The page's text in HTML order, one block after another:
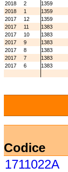
2018
2 1359
2018
1 1359
2017
12 1359
2017
11 1383
2017
10 1383
2017
9 1383
2017
8 1383
2017
7 1383
2017
6 1383
Codice
1711022A